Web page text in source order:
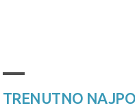
TRENUTNO